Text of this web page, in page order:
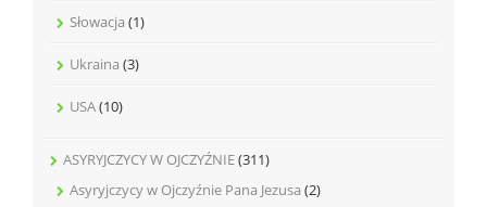
Słowacja (1)
Ukraina (3)
USA(10)
ASYRYJCZYCY W OJCZYŹNIE(311)
Asyryjczycy w Ojczyźnie Pana Jezusa (2)